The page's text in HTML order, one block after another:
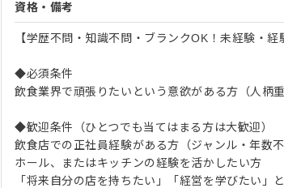
資格・備考
【学歴不問・知識不問・ブランクOK！未経験・経
◆必須条件
飲食業界で頑張りたいという意欲がある方（人柄重
◆歓迎条件（ひとつでも当てはまる方は大歓迎）
飲食店での正社員経験がある方（ジャンル・年数不
ホール、またはキッチンの経験を活かしたい方
「将来自分の店を持ちたい」「経営を学びたい」